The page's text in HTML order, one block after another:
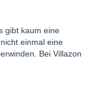
gibt kaum eine
einmal eine
Bei Villazon